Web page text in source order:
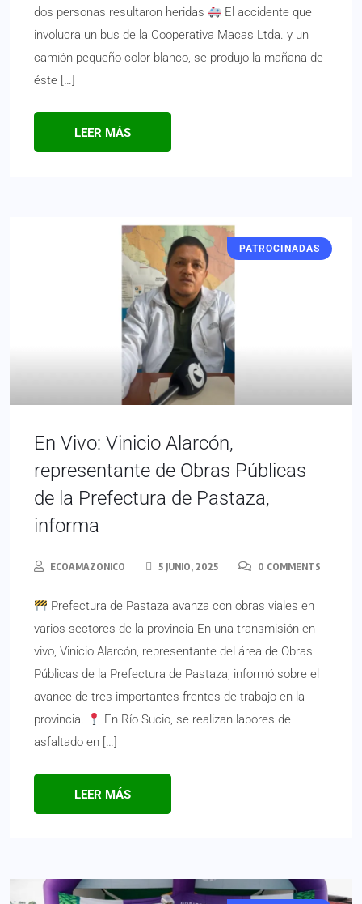
dos personas resultaron heridas
El accidente que
involucra un bus de la Cooperativa Macas Ltda. y un
camión pequeño color blanco, se produjo la mañana de
éste […]
LEER MÁS
PATROCINADAS
En Vivo: Vinicio Alarcón,
representante de Obras Públicas
de la Prefectura de Pastaza,
informa
ECOAMAZONICO 5 JUNIO, 2025 0 COMMENTS
Prefectura de Pastaza avanza con obras viales en
varios sectores de la provincia En una transmisión en
vivo, Vinicio Alarcón, representante del área de Obras
Públicas de la Prefectura de Pastaza, informó sobre el
avance de tres importantes frentes de trabajo en la
provincia.
En Río Sucio, se realizan labores de
asfaltado en […]
LEER MÁS